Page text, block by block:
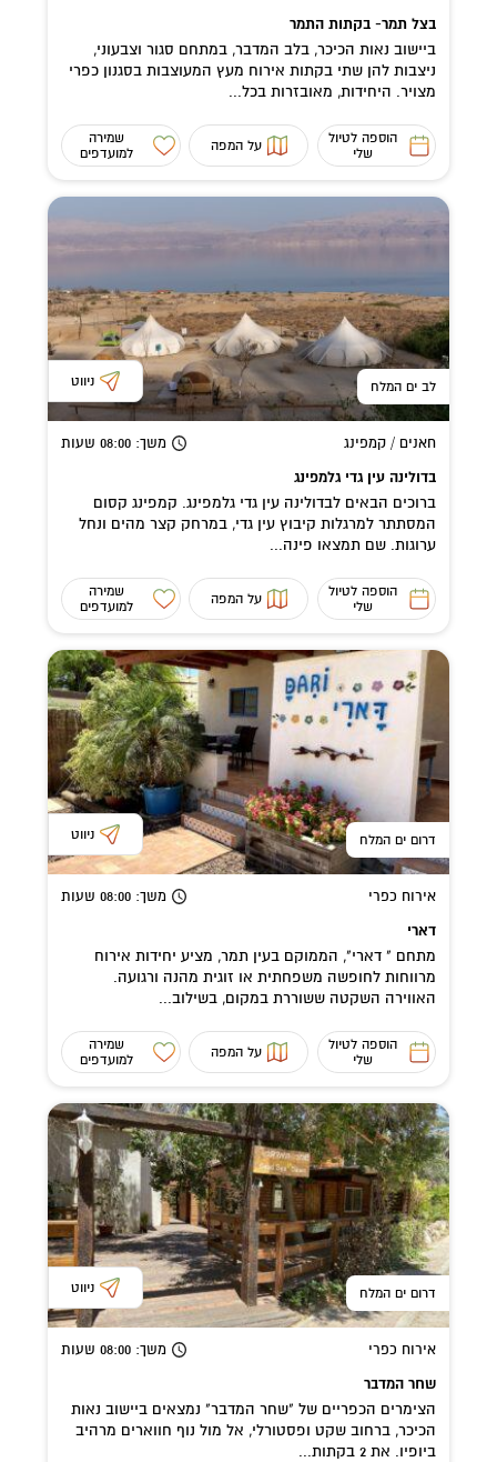
בצל תמר- בקתות התמר
ביישוב נאות הכיכר, בלב המדבר, במתחם סגור וצבעוני,
ניצבות להן שתי בקתות אירוח מעץ המעוצבות בסגנון כפרי
מצויר. היחידות, מאובזרות בכל...
הוספה לטיול
שלי
על המפה
שמירה
למועדפים
לב ים המלח ניווט
חאנים / קמפינג משך: 08:00 שעות
בדולינה עין גדי גלמפינג
ברוכים הבאים לבדולינה עין גדי גלמפינג. קמפינג קסום
המסתתר למרגלות קיבוץ עין גדי, במרחק קצר מהים ונחל
ערוגות. שם תמצאו פינה...
הוספה לטיול
שלי
על המפה
שמירה
למועדפים
דרום ים המלח ניווט
אירוח כפרי משך: 08:00 שעות
דארי
מתחם " דארי", הממוקם בעין תמר, מציע יחידות אירוח
מרווחות לחופשה משפחתית או זוגית מהנה ורגועה.
האווירה השקטה ששוררת במקום, בשילוב...
הוספה לטיול
שלי
על המפה
שמירה
למועדפים
דרום ים המלח ניווט
אירוח כפרי משך: 08:00 שעות
שחר המדבר
הצימרים הכפריים של "שחר המדבר" נמצאים ביישוב נאות
הכיכר, ברחוב שקט ופסטורלי, אל מול נוף חווארים מרהיב
ביופיו. את 2 בקתות...